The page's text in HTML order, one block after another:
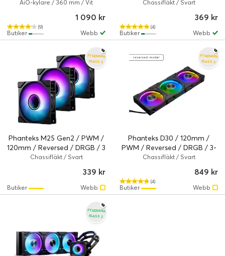
(Fyndvara klass 1)
AiO-kylare / 360 mm / Vit
(9)
1 090 kr
Webb
Butiker
(Fyndvara klass 1)
Chassifläkt / Svart
(4)
369 kr
Webb
Butiker
FYNDVARA
KLASS 3
Phanteks M25 Gen2 / PWM /
120mm / Reversed / DRGB / 3
Pack - Svart (Fyndvara klass
Chassifläkt / Svart
339 kr
Webb
Butiker
FYNDVARA
KLASS 3
Phanteks D30 / 120mm /
PWM / Reversed / DRGB / 3-
pack - Svart (Fyndvara klass
Chassifläkt / Svart
(4)
849 kr
Webb
Butiker
FYNDVARA
KLASS 2